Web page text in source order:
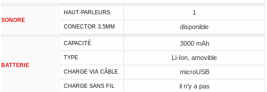
SONORE
HAUT-PARLEURS 1
CONECTOR 3,5MM disponible
BATTERIE
CAPACITÉ 3000 mAh
TYPE Li-Ion, amovible
CHARGE VIA CÂBLE microUSB
CHARGE SANS FIL il n'y a pas